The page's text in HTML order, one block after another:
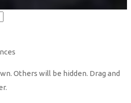
Others will be hidden. Drag and